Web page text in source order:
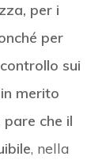
per i
per
sui
merito
che il
, nella